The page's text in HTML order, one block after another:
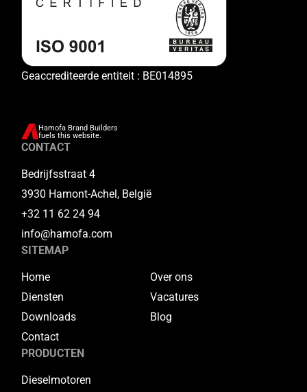
Geaccrediteerde entiteit : BE014895
Hamofa Brand Builders
fuels this website.
CONTACT
Bedrijfsstraat 4
3930 Hamont-Achel, België
+32 11 62 24 94
info@hamofa.com
SITEMAP
Home
Over ons
Diensten
Vacatures
Downloads
Blog
Contact
PRODUCTEN
Dieselmotoren